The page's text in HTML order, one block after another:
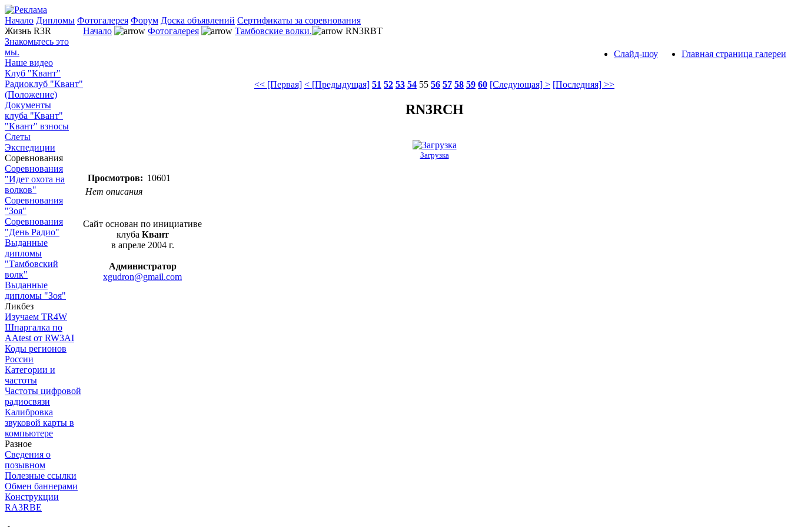
Начало Дипломы Фотогалерея Форум Доска объявлений Сертификаты за соревнования
Жизнь R3R
Знакомьтесь это
мы.
Наше видео
Клуб "Квант"
Радиоклуб "Квант"
(Положение)
Документы
клуба "Квант"
"Квант" взносы
Слеты
Экспедиции
Соревнования
Соревнования
"Идет охота на
волков"
Соревнования
"Зоя"
Соревнования
"День Радио"
Выданные
дипломы
"Тамбовский
волк"
Выданные
дипломы "Зоя"
Ликбез
Изучаем TR4W
Шпаргалка по
AAtest от RW3AI
Коды регионов
России
Категории и
частоты
Частоты цифровой
радиосвязи
Калибровка
звуковой карты в
компьютере
Разное
Сведения о
позывном
Полезные ссылки
Обмен баннерами
Конструкции
RA3RBE
Начало Фотогалерея Тамбовские волки. RN3RBT
Главная страница галереи
Слайд-шоу
<< [Первая] < [Предыдущая] 51 52 53 54 55 56 57 58 59 60 [Следующая] > [Последняя] >>
RN3RCH
Загрузка
Просмотров: 10601
Нет описания
Сайт основан по инициативе
клуба Квант
в апреле 2004 г.
Администратор
xgudron@gmail.com